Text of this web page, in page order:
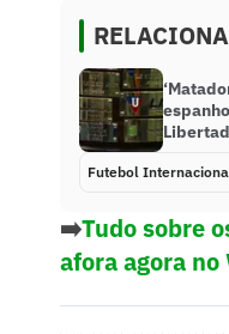
Futebol
➡️Tudo sobre
afora agora